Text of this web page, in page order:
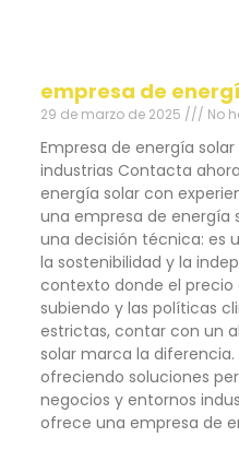
empresa de
29 de marzo de 2025 No
Empresa de energía
industrias Contacta
energía solar con
una empresa de energía
una decisión técnica: es
la sostenibilidad y la
contexto donde el precio
subiendo y las políticas
estrictas, contar con un
solar marca la diferencia.
ofreciendo soluciones
negocios y entornos
ofrece una empresa de